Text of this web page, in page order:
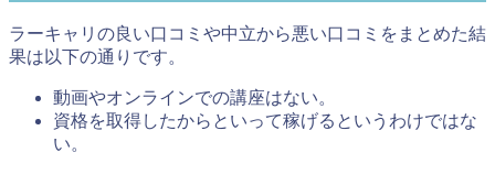
ラーキャリの良い口コミや中立から悪い口コミをまとめた結
果は以下の通りです。
動画やオンラインでの講座はない。
資格を取得したからといって稼げるというわけではな
い。